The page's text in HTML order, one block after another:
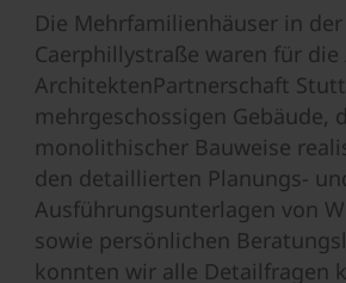
Die Mehrfamilienhäuser in
Caerphillystraße waren für die
ArchitektenPartnerschaft
mehrgeschossigen Gebäude,
monolithischer Bauweise
den detaillierten Planungs-
Ausführungsunterlagen von
sowie persönlichen
konnten wir alle Detailfragen